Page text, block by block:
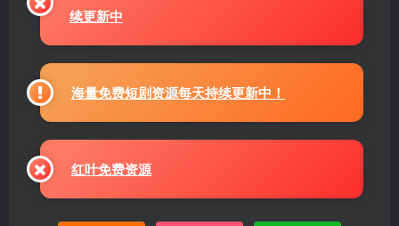
续更新中
海量免费短剧资源每天持续更新中！
红叶免费资源